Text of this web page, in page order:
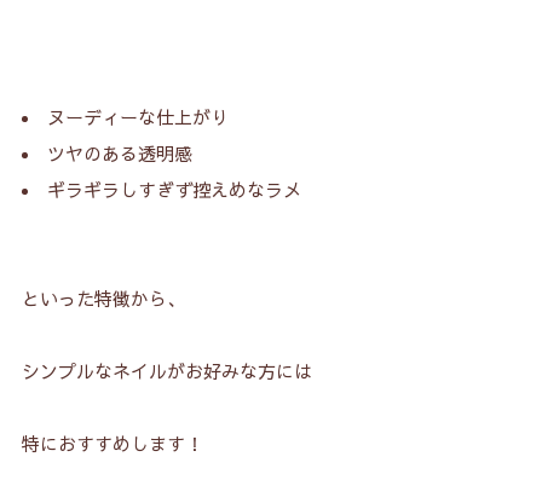
ヌーディーな仕上がり
ツヤのある透明感
ギラギラしすぎず控えめなラメ
といった特徴から、
シンプルなネイルがお好みな方には
特におすすめします！